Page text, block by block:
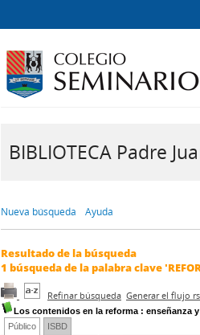
BIBLIOTECA Padre
Nueva búsqueda Ayuda
Resultado de la búsqueda
1 búsqueda de la palabra clave
Refinar búsqueda Generar el flujo
Los contenidos en la reforma : enseñanza
Público
ISBD